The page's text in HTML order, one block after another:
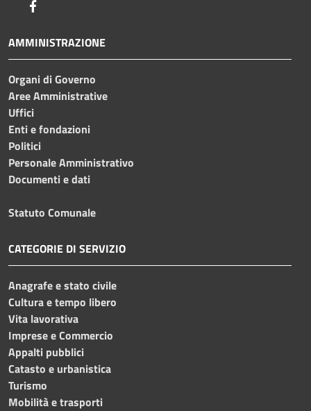
AMMINISTRAZIONE
Organi di Governo
Aree Amministrative
Uffici
Enti e fondazioni
Politici
Personale Amministrativo
Documenti e dati
Statuto Comunale
CATEGORIE DI SERVIZIO
Anagrafe e stato civile
Cultura e tempo libero
Vita lavorativa
Imprese e Commercio
Appalti pubblici
Catasto e urbanistica
Turismo
Mobilità e trasporti